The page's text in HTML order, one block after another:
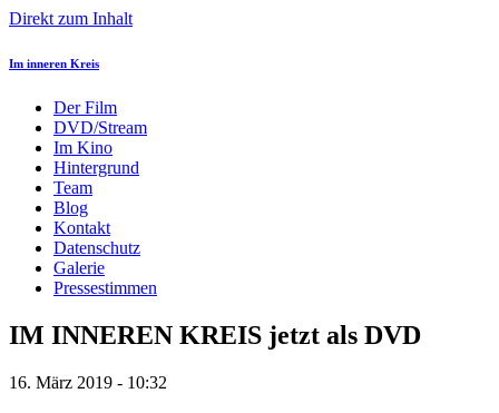
Direkt zum Inhalt
Im inneren Kreis
Der Film
DVD/Stream
Im Kino
Hintergrund
Team
Blog
Kontakt
Datenschutz
Galerie
Pressestimmen
IM INNEREN KREIS jetzt als DVD
16. März 2019 - 10:32